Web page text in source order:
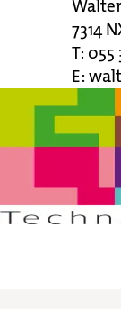
7314
T: 055
E: